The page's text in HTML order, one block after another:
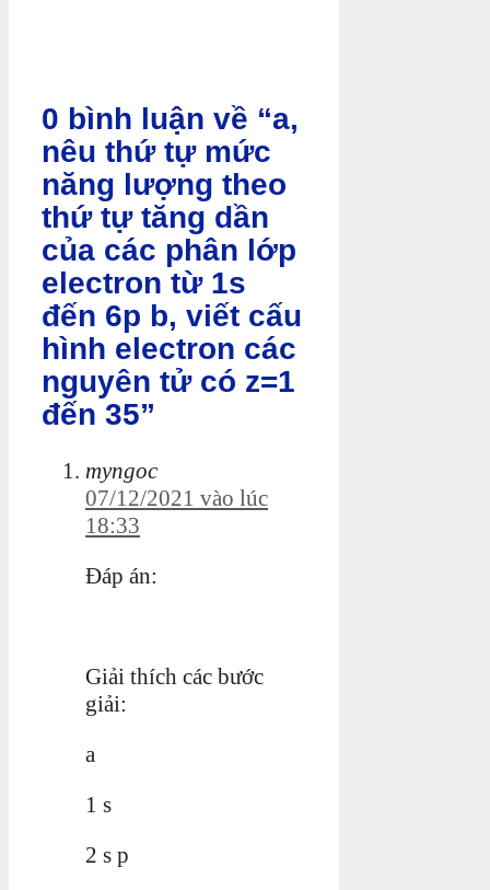
0 bình luận về “a,
nêu thứ tự mức
năng lượng theo
thứ tự tăng dần
của các phân lớp
electron từ 1s
đến 6p b, viết cấu
hình electron các
nguyên tử có z=1
đến 35”
myngoc
07/12/2021 vào lúc
18:33
Đáp án:
Giải thích các bước
giải:
a
1 s
2 s p